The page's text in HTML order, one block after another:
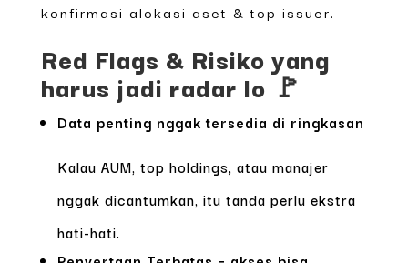
konfirmasi alokasi aset & top issuer.
Red Flags & Risiko yang
harus jadi radar lo 🚩
Data penting nggak tersedia di ringkasan
Kalau AUM, top holdings, atau manajer
nggak dicantumkan, itu tanda perlu ekstra
hati-hati.